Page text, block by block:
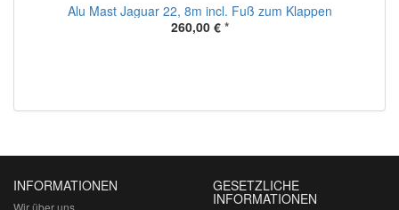
Alu Mast Jaguar 22, 8m incl. Fuß zum Klappen
260,00 € *
INFORMATIONEN
Wir über uns
GESETZLICHE
INFORMATIONEN